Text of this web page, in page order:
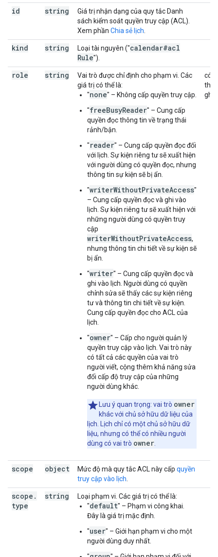
id string
Giá trị nhận dạng của quy tắc Danh
sách kiểm soát quyền truy cập (ACL).
Xem phần Chia sẻ lịch
kind string Loại tài nguyên ("calendar#acl
Rule").
role string
Vai trò được chỉ định cho phạm vi. Các
giá trị có thể là:
"none" – Không cấp quyền truy cập.
"freeBusyReader" – Cung cấp
quyền đọc thông tin về trạng thái
rảnh/bận.
"reader" – Cung cấp quyền đọc đối
với lịch. Sự kiện riêng tư sẽ xuất hiện
với người dùng có quyền đọc, nhưng
thông tin sự kiện sẽ bị ẩn.
"writerWithoutPrivateAccess"
– Cung cấp quyền đọc và ghi vào
lịch. Sự kiện riêng tư sẽ xuất hiện với
những người dùng có quyền truy
cập
writerWithoutPrivateAccess,
nhưng thông tin chi tiết về sự kiện sẽ
bị ẩn.
"writer" – Cung cấp quyền đọc và
ghi vào lịch. Người dùng có quyền
chỉnh sửa sẽ thấy các sự kiện riêng
tư và thông tin chi tiết về sự kiện.
Cung cấp quyền đọc cho ACL của
lịch.
"owner" – Cấp cho người quản lý
quyền truy cập vào lịch. Vai trò này
có tất cả các quyền của vai trò
người viết, cộng thêm khả năng sửa
đổi cấp độ truy cập của những
người dùng khác.
Lưu ý quan trọng: vai trò owner
khác với chủ sở hữu dữ liệu của
lịch. Lịch chỉ có một chủ sở hữu dữ
liệu, nhưng có thể có nhiều người
dùng có vai trò owner
có
thể
ghi
scope object Mức độ mà quy tắc ACL này cấp quyền
truy cập vào lịch
scope .
type
string
Loại phạm vi. Các giá trị có thể là:
"default" – Phạm vi công khai.
Đây là giá trị mặc định.
"user" – Giới hạn phạm vi cho một
người dùng duy nhất.